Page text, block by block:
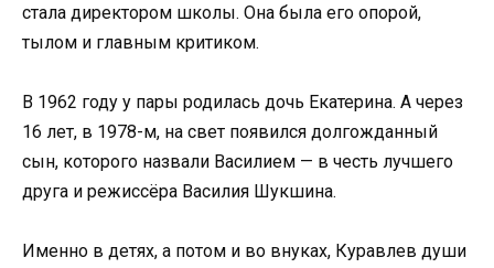
стала директором школы. Она была его опорой,
тылом и главным критиком.
В 1962 году у пары родилась дочь Екатерина. А через
16 лет, в 1978-м, на свет появился долгожданный
сын, которого назвали Василием — в честь лучшего
друга и режиссёра Василия Шукшина.
Именно в детях, а потом и во внуках, Куравлев души